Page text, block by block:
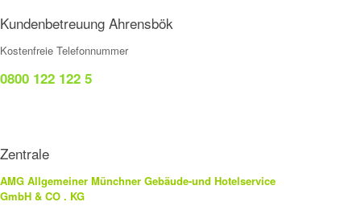
Kundenbetreuung Ahrensbök
Kostenfreie Telefonnummer
0800 122 122 5
Zentrale
AMG Allgemeiner Münchner Gebäude-und Hotelservice
GmbH & CO . KG